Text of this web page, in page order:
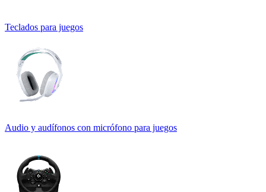
Teclados para juegos
Audio y audífonos con micrófono para juegos